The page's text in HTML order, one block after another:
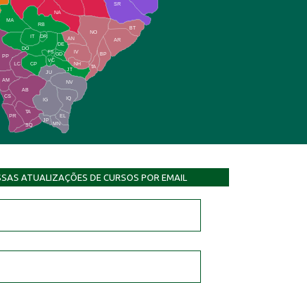
SR
BT
AR
NA
TA
NH
JT
RB
MA
IT
DR
DO
CP
JU
NV
IQ
EL
PP
LC
AM
AB
JP
CS
PR
TA
SQ
IG
MN
NO
BP
AN
IV
FS
VC
GD
DE
ATUALIZAÇÕES DE CURSOS POR EMAIL